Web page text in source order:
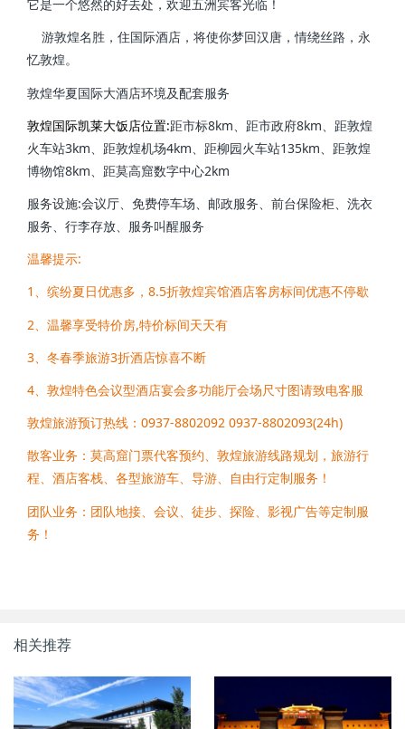
它是一个悠然的好去处，欢迎五洲宾客光临！
游敦煌名胜，住国际酒店，将使你梦回汉唐，情绕丝路，永
忆敦煌。
敦煌华夏国际大酒店环境及配套服务
敦煌国际凯莱大饭店位置:距市标8km、距市政府8km、距敦煌
火车站3km、距敦煌机场4km、距柳园火车站135km、距敦煌
博物馆8km、距莫高窟数字中心2km
服务设施:会议厅、免费停车场、邮政服务、前台保险柜、洗衣
服务、行李存放、服务叫醒服务
温馨提示:
1、缤纷夏日优惠多，8.5折敦煌宾馆酒店客房标间优惠不停歇
2、温馨享受特价房,特价标间天天有
3、冬春季旅游3折酒店惊喜不断
4、敦煌特色会议型酒店宴会多功能厅会场尺寸图请致电客服
敦煌旅游预订热线：0937-8802092 0937-8802093(24h)
散客业务：莫高窟门票代客预约、敦煌旅游线路规划，旅游行
程、酒店客栈、各型旅游车、导游、自由行定制服务！
团队业务：团队地接、会议、徒步、探险、影视广告等定制服
务！
相关推荐